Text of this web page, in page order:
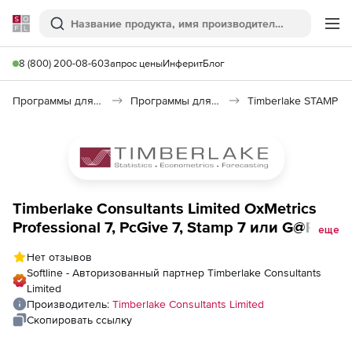
Softline
Поиск
8 (800) 200-08-60Запрос ценыИнферитБлог
Программы для образования и науки Программы для научных расчетов Timberlake STAMP
Timberlake Consultants Limited OxMetrics
Professional 7, PcGive 7, Stamp 7 или G@Rch
Неограниченная
еще
Нет отзывов
Softline - Авторизованный партнер Timberlake Consultants
Limited
Производитель: Timberlake Consultants Limited
Скопировать ссылку